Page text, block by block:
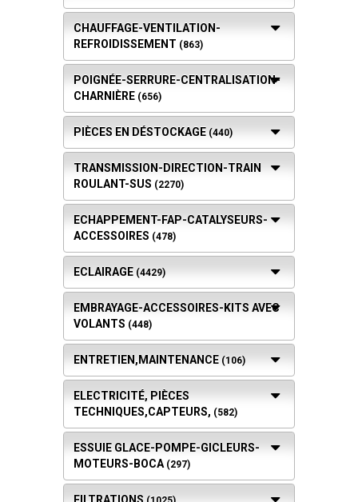
CHAUFFAGE-VENTILATION-
REFROIDISSEMENT (863)
POIGNÉE-SERRURE-CENTRALISATION-
CHARNIÈRE (656)
PIÈCES EN DÉSTOCKAGE (440)
TRANSMISSION-DIRECTION-TRAIN
ROULANT-SUS (2270)
ECHAPPEMENT-FAP-CATALYSEURS-
ACCESSOIRES (478)
ECLAIRAGE (4429)
EMBRAYAGE-ACCESSOIRES-KITS AVEC
VOLANTS (448)
ENTRETIEN,MAINTENANCE (106)
ELECTRICITÉ, PIÈCES
TECHNIQUES,CAPTEURS, (582)
ESSUIE GLACE-POMPE-GICLEURS-
MOTEURS-BOCA(297)